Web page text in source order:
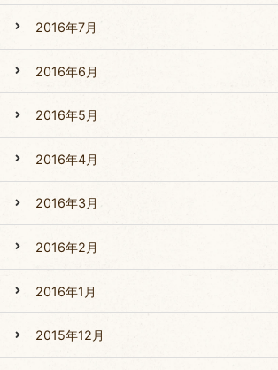
2016年7月
2016年6月
2016年5月
2016年4月
2016年3月
2016年2月
2016年1月
2015年12月